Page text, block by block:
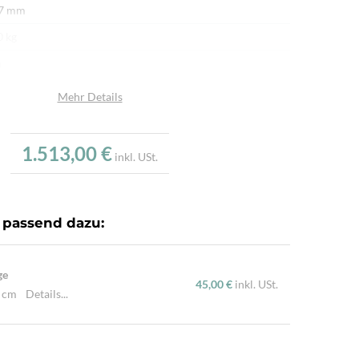
mm
Schafwolle, Von Hand geknüpft, Traditionelle
Mehr Details
1.513,00 € inkl. USt.
dazu:
Details...
45,00 € inkl. USt.